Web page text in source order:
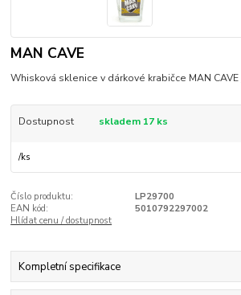
MAN CAVE
Whisková sklenice v dárkové krabičce MAN CAVE
Dostupnost skladem 17 ks
/ks
Číslo produktu:
LP29700
EAN kód:
5010792297002
Hlídat cenu / dostupnost
Kompletní specifikace